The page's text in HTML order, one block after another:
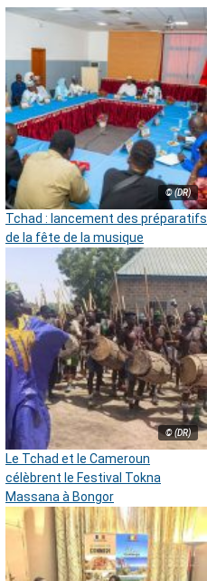
© (DR)
Tchad : lancement des préparatifs
de la fête de la musique
© (DR)
Le Tchad et le Cameroun
célèbrent le Festival Tokna
Massana à Bongor